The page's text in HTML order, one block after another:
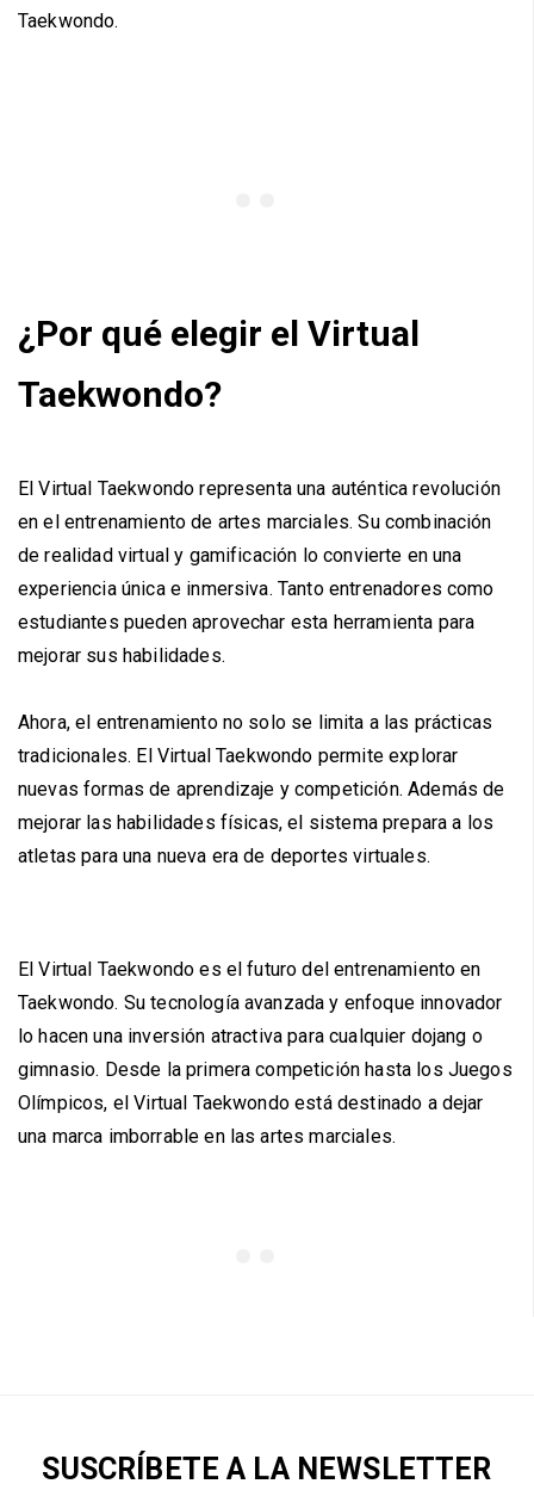
Taekwondo.
¿Por qué elegir el Virtual
Taekwondo?
El Virtual Taekwondo representa una auténtica revolución
en el entrenamiento de artes marciales. Su combinación
de realidad virtual y gamificación lo convierte en una
experiencia única e inmersiva. Tanto entrenadores como
estudiantes pueden aprovechar esta herramienta para
mejorar sus habilidades.
Ahora, el entrenamiento no solo se limita a las prácticas
tradicionales. El Virtual Taekwondo permite explorar
nuevas formas de aprendizaje y competición. Además de
mejorar las habilidades físicas, el sistema prepara a los
atletas para una nueva era de deportes virtuales.
El Virtual Taekwondo es el futuro del entrenamiento en
Taekwondo. Su tecnología avanzada y enfoque innovador
lo hacen una inversión atractiva para cualquier dojang o
gimnasio. Desde la primera competición hasta los Juegos
Olímpicos, el Virtual Taekwondo está destinado a dejar
una marca imborrable en las artes marciales.
SUSCRÍBETE A LA NEWSLETTER